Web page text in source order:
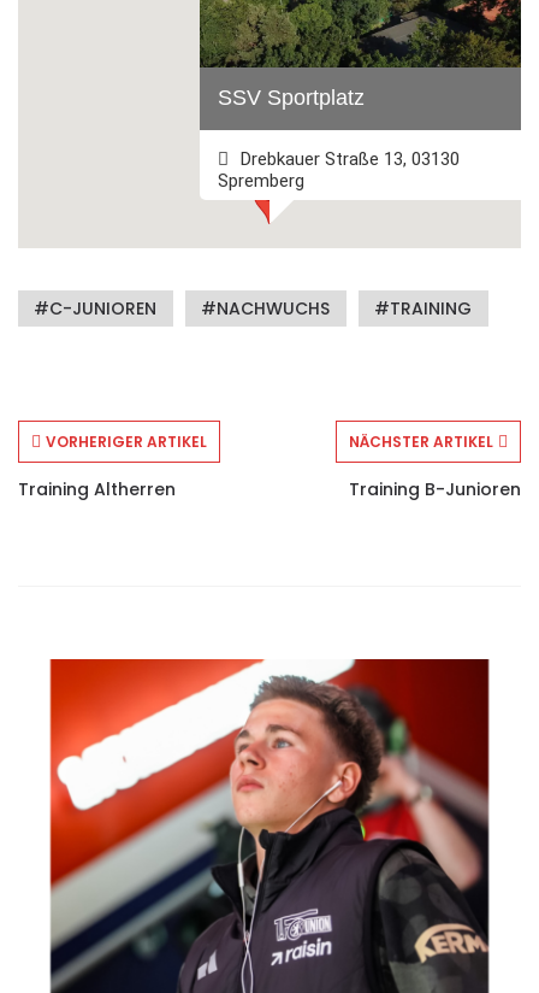
SSV Sportplatz
Drebkauer Straße 13, 03130
Spremberg
Webseite besuchen
C-JUNIOREN NACHWUCHS TRAINING
VORHERIGER ARTIKEL
Training Altherren
NÄCHSTER ARTIKEL
Training B-Junioren